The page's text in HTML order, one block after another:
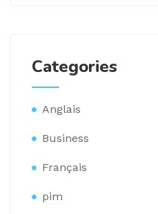
Categories
Anglais
Business
Français
pim